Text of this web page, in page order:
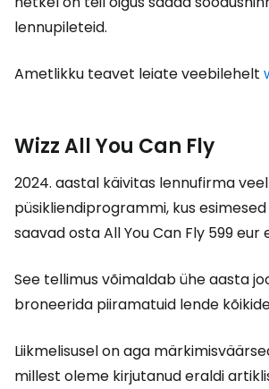
lennupileteid.
Ametlikku teavet leiate veebilehelt
Wizz All You Can Fly
2024. aastal käivitas lennufirma
püsikliendiprogrammi, kus esimesed
saavad ostaAll You Can Fly 599 eur
See tellimus võimaldab ühe aasta
broneerida piiramatuid lende
Liikmelisusel on aga
millest oleme kirjutanud eraldi